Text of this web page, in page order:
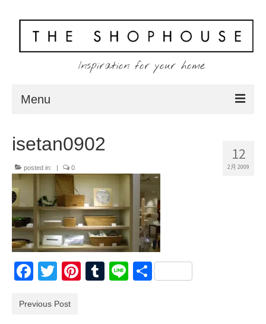
Inspiration for your home
Menu
Client
Shopping
Contact
Blog
12
2月 2009
isetan0902
posted in: | 0
Facebook
TwitterPinterest
Tumblr
Line共
Previous Post